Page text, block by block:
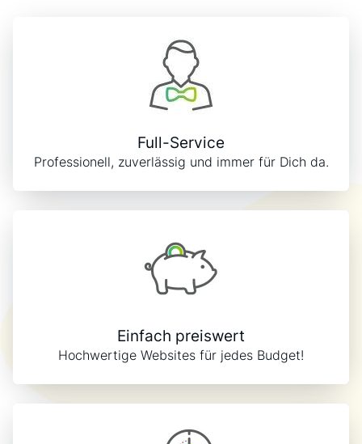
Full-Service
Professionell, zuverlässig und immer für Dich da.
Einfach preiswert
Hochwertige Websites für jedes Budget!